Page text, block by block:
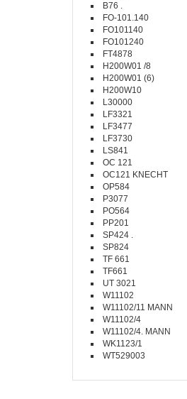
B76 .
FO-101.140
FO101140
FO101240
FT4878
H200W01 /8
H200W01 (6)
H200W10
L30000
LF3321
LF3477
LF3730
LS841
OC 121
OC121 KNECHT
OP584
P3077
PO564
PP201
SP424 .
SP824
TF 661
TF661
UT 3021
W11102
W11102/11 MANN
W11102/4
W11102/4. MANN
WK1123/1
WT529003